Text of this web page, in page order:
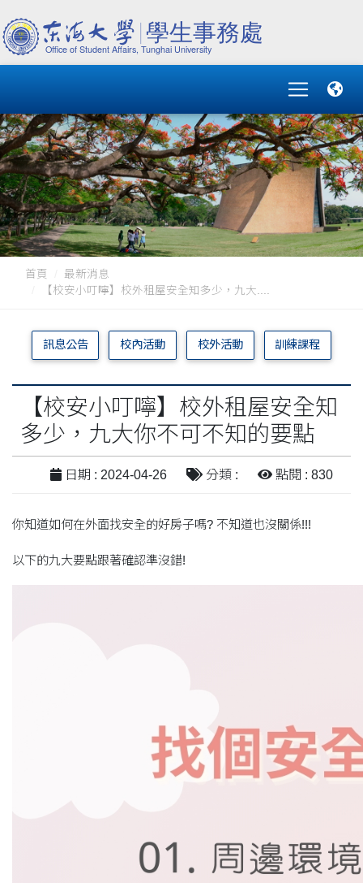
首頁
最新消息
【校安小叮嚀】校外租屋安全知多少，九大....
訊息公告 校內活動 校外活動 訓練課程
【校安小叮嚀】校外租屋安全知
多少，九大你不可不知的要點
日期 : 2024-04-26 分類 : 點閱 : 830
你知道如何在外面找安全的好房子嗎? 不知道也沒關係!!!
以下的九大要點跟著確認準沒錯!